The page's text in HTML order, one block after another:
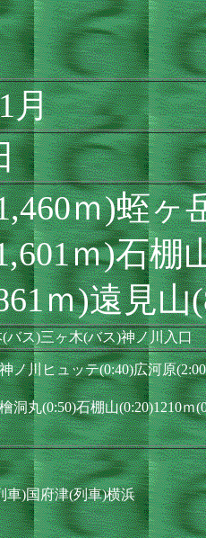
月
ｍ)蛭ヶ
ｍ)石棚
ｍ)遠見山
ス)三ヶ木(バス)神ノ川入口
ノ川ヒュッテ(0:40)広河原
洞丸(0:50)石棚山(0:20)1210
車)国府津(列車)横浜